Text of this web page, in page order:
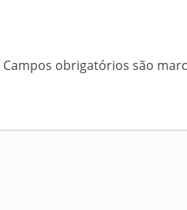
Campos obrigatórios são